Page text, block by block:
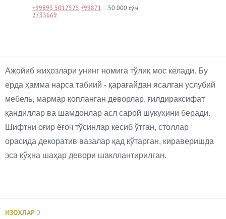
+99893 5012525 +99871
2733669
50 000 сўм
Ажойиб жиҳозлари унинг номига тўлиқ мос келади. Бу
ерда ҳамма нарса табиий - қарағайдан ясалган услубий
мебель, мармар қопланган деворлар, ғилдираксифат
қандиллар ва шамдонлар асл сарой шукуҳини беради.
Шифтни оғир ёғоч тўсинлар кесиб ўтган, столлар
орасида декоратив вазалар қад кўтарган, кираверишда
эса кўҳна шаҳар девори шакллантирилган.
ИЗОҲЛАР0